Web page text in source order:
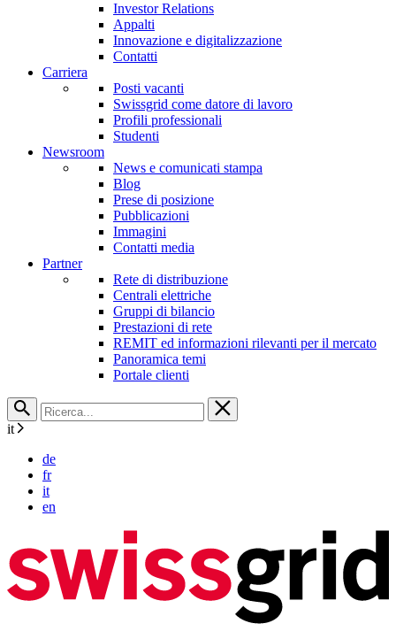
Investor Relations
Appalti
Innovazione e digitalizzazione
Contatti
Carriera
Posti vacanti
Swissgrid come datore di lavoro
Profili professionali
Studenti
Newsroom
News e comunicati stampa
Blog
Prese di posizione
Pubblicazioni
Immagini
Contatti media
Partner
Rete di distribuzione
Centrali elettriche
Gruppi di bilancio
Prestazioni di rete
REMIT ed informazioni rilevanti per il mercato
Panoramica temi
Portale clienti
it
de
fr
it
en